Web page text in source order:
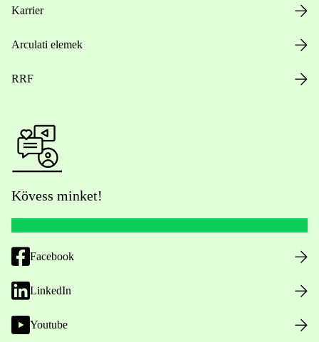
Karrier
Arculati elemek
RRF
Kövess minket!
Facebook
LinkedIn
Youtube